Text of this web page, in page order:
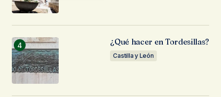
¿Qué hacer en Tordesillas?
Castilla y León